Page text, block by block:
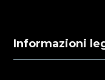
Informazioni